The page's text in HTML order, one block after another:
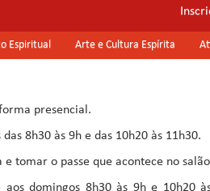
Espiritual Arte e Cultura Espírita
presencial.
8h30 às 9h e das 10h20 às 11h30.
tomar o passe que acontece no
domingos 8h30 às 9h e 10h20